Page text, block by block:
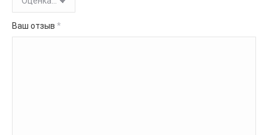
Ваш отзыв *